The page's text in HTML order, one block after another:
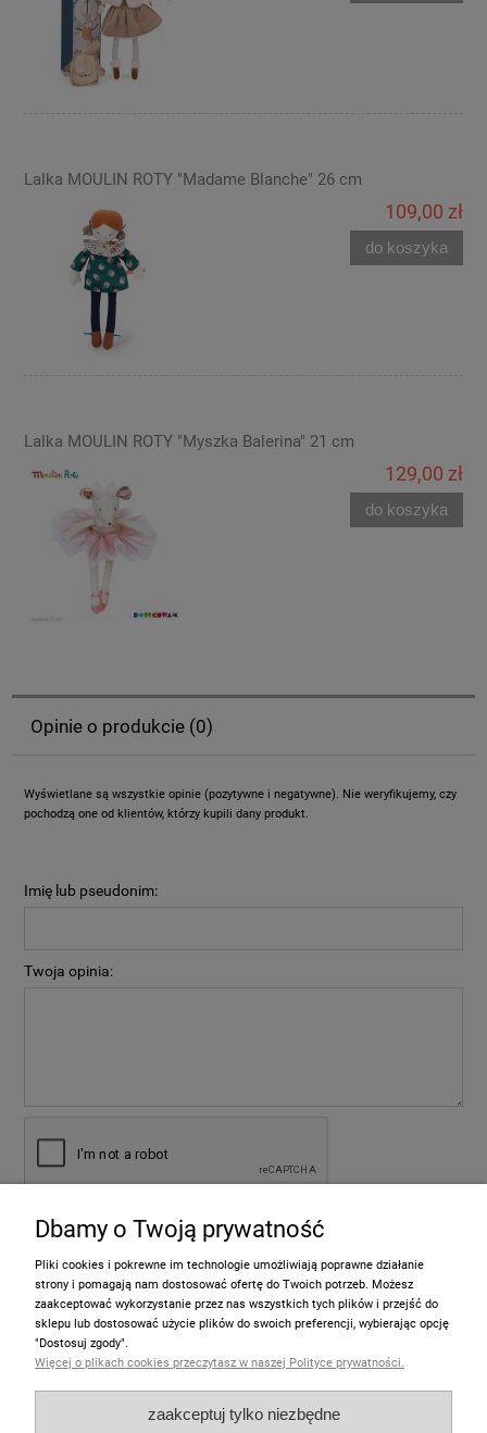
Lalka MOULIN ROTY "Madame Blanche" 26 cm
109,00 zł
do koszyka
Lalka MOULIN ROTY "Myszka Balerina" 21 cm
129,00 zł
do koszyka
Opinie o produkcie (0)
Wyświetlane są wszystkie opinie (pozytywne i negatywne). Nie weryfikujemy, czy
pochodzą one od klientów, którzy kupili dany produkt.
Imię lub pseudonim:
Twoja opinia:
Informacje
Dbamy o Twoją prywatność
Pliki cookies i pokrewne im technologie umożliwiają poprawne działanie
strony i pomagają nam dostosować ofertę do Twoich potrzeb. Możesz
zaakceptować wykorzystanie przez nas wszystkich tych plików i przejść do
sklepu lub dostosować użycie plików do swoich preferencji, wybierając opcję
"Dostosuj zgody".
Więcej o plikach cookies przeczytasz w naszej Polityce prywatności.
zaakceptuj tylko niezbędne